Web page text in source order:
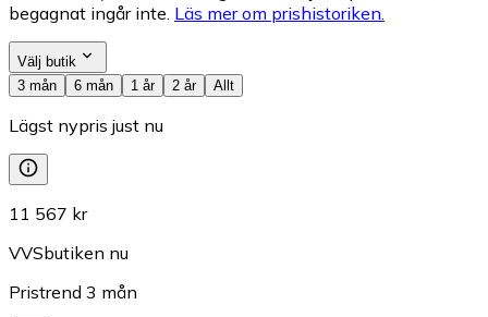
begagnat ingår inte. Läs mer om prishistoriken.
Välj butik
3 mån
6 mån 1 år 2 år Allt
Lägst nypris just nu
11 567 kr
VVSbutiken nu
Pristrend 3 mån